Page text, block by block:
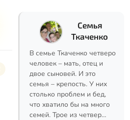
Семья
Ткаченко
В семье Ткаченко четверо
человек – мать, отец и
двое сыновей. И это
семья – крепость. У них
столько проблем и бед,
что хватило бы на много
семей. Трое из четвер…